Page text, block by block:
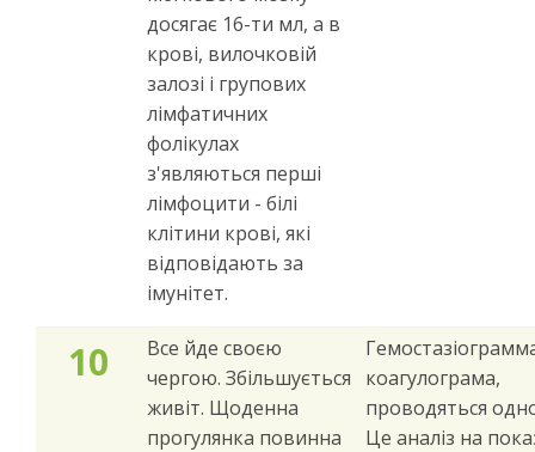
досягає 16-ти мл, а в
крові, вилочковій
залозі і групових
лімфатичних
фолікулах
з'являються перші
лімфоцити - білі
клітини крові, які
відповідають за
імунітет.
10
Все йде своєю
чергою. Збільшується
живіт. Щоденна
прогулянка повинна
коагулограма,
проводяться
Це аналіз на